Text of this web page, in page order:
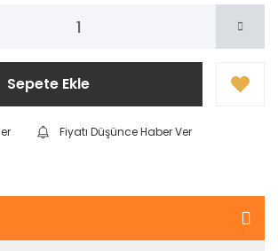
Sepete Ekle
Fiyatı Düşünce Haber Ver